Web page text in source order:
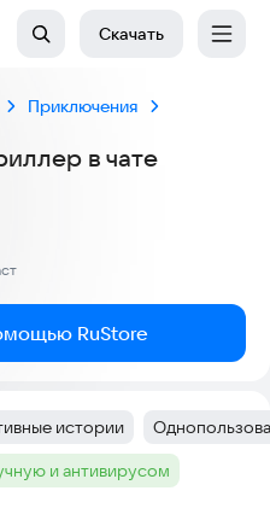
Скачать
Приключения
в чате
RuStore
истории Тег:
и антивирусом